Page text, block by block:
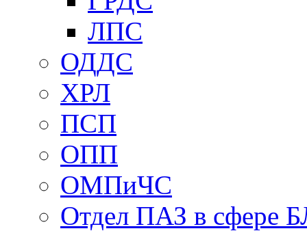
ЛПС
ОДДС
ХРЛ
ПСП
ОПП
ОМПиЧС
Отдел ПАЗ в сфере